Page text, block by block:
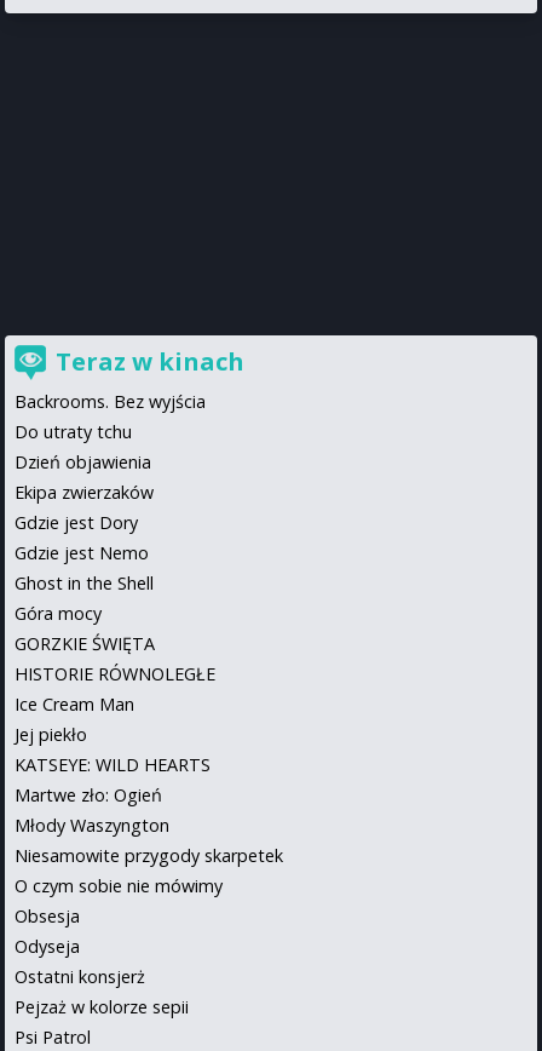
Teraz w kinach
Backrooms. Bez wyjścia
Do utraty tchu
Dzień objawienia
Ekipa zwierzaków
Gdzie jest Dory
Gdzie jest Nemo
Ghost in the Shell
Góra mocy
GORZKIE ŚWIĘTA
HISTORIE RÓWNOLEGŁE
Ice Cream Man
Jej piekło
KATSEYE: WILD HEARTS
Martwe zło: Ogień
Młody Waszyngton
Niesamowite przygody skarpetek
O czym sobie nie mówimy
Obsesja
Odyseja
Ostatni konsjerż
Pejzaż w kolorze sepii
Psi Patrol